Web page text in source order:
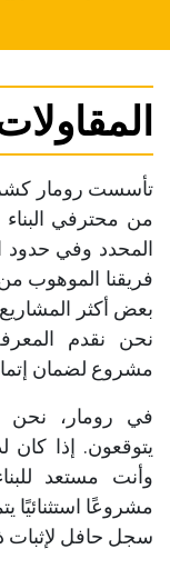
تأسست رومار
من محترفي
المحدد وفي حدود
فريقنا الموهوب
بعض أكثر المشاريع
نحن نقدم
مشروع لضمان
في رومار، نحن
يتوقعون. إذا
وأنت مستعد
مشروعًا استثنائيًا
سجل حافل لإثبات